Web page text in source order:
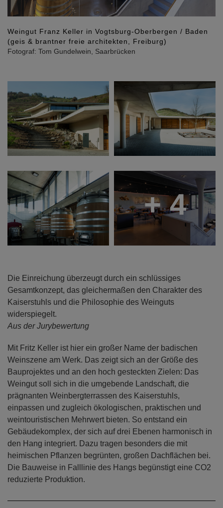
Weingut Franz Keller in Vogtsburg-Oberbergen / Baden
(geis & brantner freie architekten, Freiburg)
Fotograf: Tom Gundelwein, Saarbrücken
+ 4
Die Einreichung überzeugt durch ein schlüssiges
Gesamtkonzept, das gleichermaßen den Charakter des
Kaiserstuhls und die Philosophie des Weinguts
widerspiegelt.
Aus der Jurybewertung
Mit Fritz Keller ist hier ein großer Name der badischen
Weinszene am Werk. Das zeigt sich an der Größe des
Bauprojektes und an den hoch gesteckten Zielen: Das
Weingut soll sich in die umgebende Landschaft, die
prägnanten Weinbergterrassen des Kaiserstuhls,
einpassen und zugleich ökologischen, praktischen und
weintouristischen Mehrwert bieten. So entstand ein
Gebäudekomplex, der sich auf drei Ebenen harmonisch in
den Hang integriert. Dazu tragen besonders die mit
heimischen Pflanzen begrünten, großen Dachflächen bei.
Die Bauweise in Falllinie des Hangs begünstigt eine CO2
reduzierte Produktion.